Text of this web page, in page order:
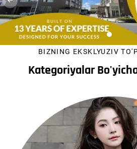
BIZNING EKSKLYUZIV
Kategoriyalar